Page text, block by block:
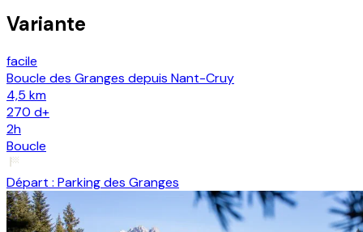
Variante
facile
Boucle des Granges depuis Nant-Cruy
4,5 km
270 d+
2h
Boucle
Départ : Parking des Granges